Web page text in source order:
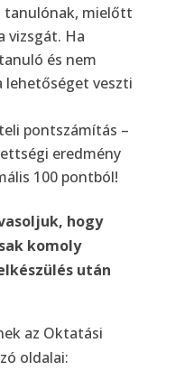
tanulónak, mielőtt
vizsgát. Ha
és nem
lehetőséget veszti
pontszámítás –
eredmény
100 pontból!
hogy
komoly
után
az Oktatási
oldalai: